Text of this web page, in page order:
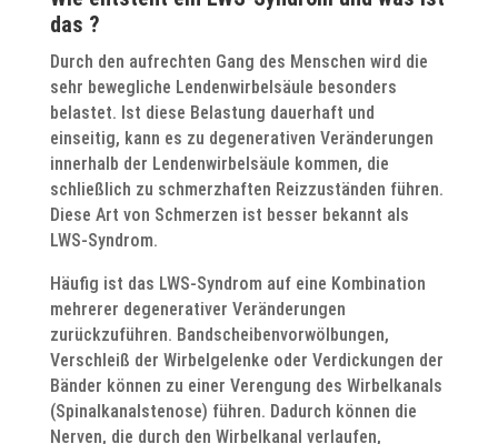
das ?
Durch den aufrechten Gang des Menschen wird die
sehr bewegliche Lendenwirbelsäule besonders
belastet. Ist diese Belastung dauerhaft und
einseitig, kann es zu degenerativen Veränderungen
innerhalb der Lendenwirbelsäule kommen, die
schließlich zu schmerzhaften Reizzuständen führen.
Diese Art von Schmerzen ist besser bekannt als
LWS-Syndrom.
Häufig ist das LWS-Syndrom auf eine Kombination
mehrerer degenerativer Veränderungen
zurückzuführen. Bandscheibenvorwölbungen,
Verschleiß der Wirbelgelenke oder Verdickungen der
Bänder können zu einer Verengung des Wirbelkanals
(Spinalkanalstenose) führen. Dadurch können die
Nerven, die durch den Wirbelkanal verlaufen,